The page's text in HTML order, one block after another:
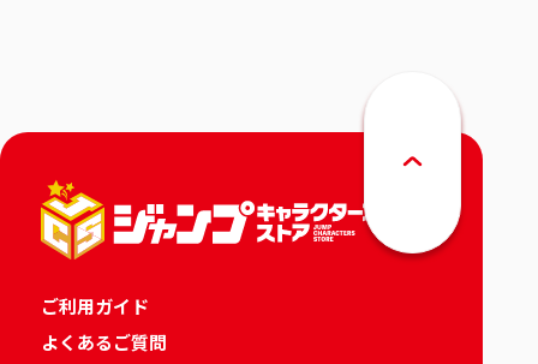
ご利用ガイド
よくあるご質問